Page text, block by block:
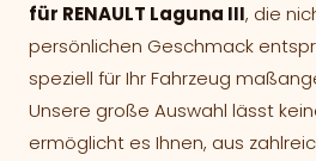
für RENAULT Laguna III, die
persönlichen Geschmack
speziell für Ihr Fahrzeug
Unsere große Auswahl lässt
ermöglicht es Ihnen, aus